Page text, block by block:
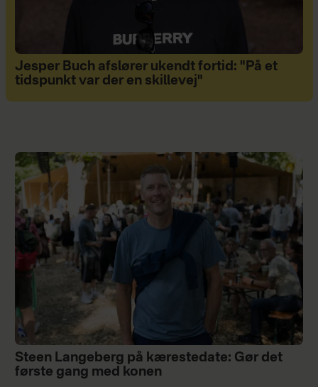
Jesper Buch afslører ukendt fortid: "På et
tidspunkt var der en skillevej"
Steen Langeberg på kærestedate: Gør det
første gang med konen